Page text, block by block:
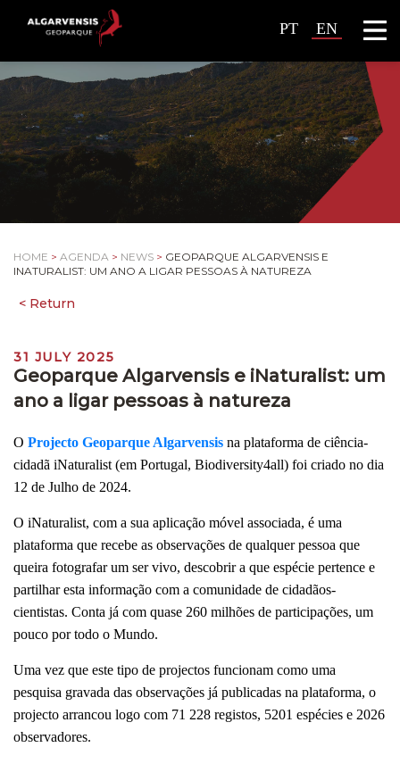
PT EN
HOME > AGENDA > NEWS > GEOPARQUE ALGARVENSIS E
INATURALIST: UM ANO A LIGAR PESSOAS À NATUREZA
31 JULY 2025
Geoparque Algarvensis e iNaturalist: um
ano a ligar pessoas à natureza
O Projecto Geoparque Algarvensis na plataforma de ciência-
cidadã iNaturalist (em Portugal, Biodiversity4all) foi criado no dia
12 de Julho de 2024.
O iNaturalist, com a sua aplicação móvel associada, é uma
plataforma que recebe as observações de qualquer pessoa que
queira fotografar um ser vivo, descobrir a que espécie pertence e
partilhar esta informação com a comunidade de cidadãos-
cientistas. Conta já com quase 260 milhões de participações, um
pouco por todo o Mundo.
Uma vez que este tipo de projectos funcionam como uma
pesquisa gravada das observações já publicadas na plataforma, o
projecto arrancou logo com 71 228 registos, 5201 espécies e 2026
observadores.